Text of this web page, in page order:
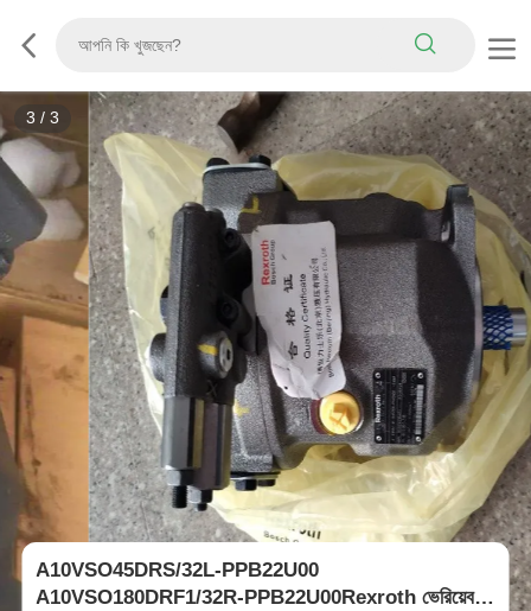
3 / 3
A10VSO45DRS/32L-PPB22U00
A10VSO180DRF1/32R-PPB22U00Rexroth ভেরিয়েবল